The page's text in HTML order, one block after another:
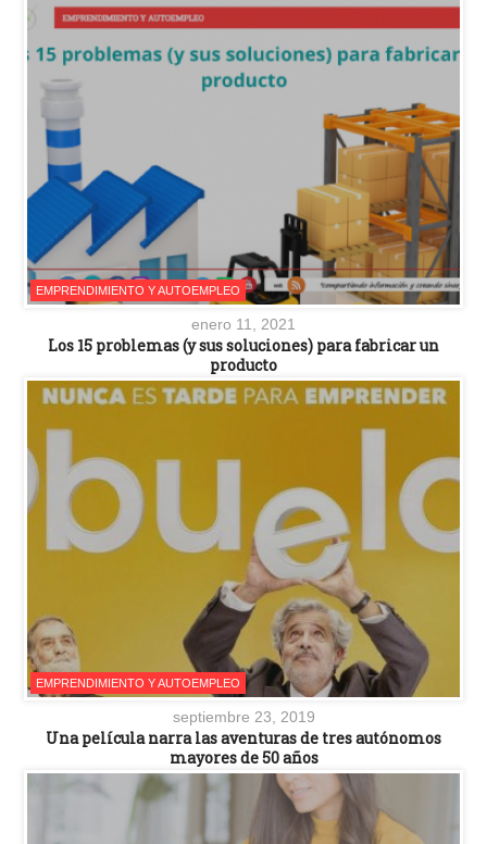
EMPRENDIMIENTO Y AUTOEMPLEO
enero 11, 2021
Los 15 problemas (y sus soluciones) para fabricar un
producto
EMPRENDIMIENTO Y AUTOEMPLEO
septiembre 23, 2019
Una película narra las aventuras de tres autónomos
mayores de 50 años